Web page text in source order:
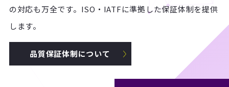
の対応も万全です。ISO・IATFに準拠した保証体制を提供
します。
品質保証体制について